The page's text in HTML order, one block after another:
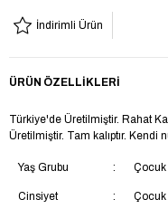
İndirimli Ürün
ÜRÜN ÖZELLIKLERI
Türkiye'de Üretilmiştir. Rahat
Üretilmiştir. Tam kalıptır. Kendi
Yaş Grubu Çocuk
Cinsiyet Çocuk